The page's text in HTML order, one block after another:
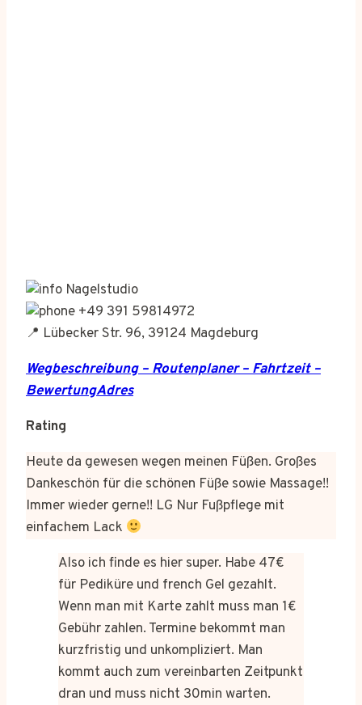
Nagelstudio
+49 391 59814972
📍 Lübecker Str. 96, 39124 Magdeburg
Wegbeschreibung – Routenplaner – Fahrtzeit –
BewertungAdres
Rating
Heute da gewesen wegen meinen Füßen. Großes
Dankeschön für die schönen Füße sowie Massage!!
Immer wieder gerne!! LG Nur Fußpflege mit
einfachem Lack
Also ich finde es hier super. Habe 47€
für Pediküre und french Gel gezahlt.
Wenn man mit Karte zahlt muss man 1€
Gebühr zahlen. Termine bekommt man
kurzfristig und unkompliziert. Man
kommt auch zum vereinbarten Zeitpunkt
dran und muss nicht 30min warten.